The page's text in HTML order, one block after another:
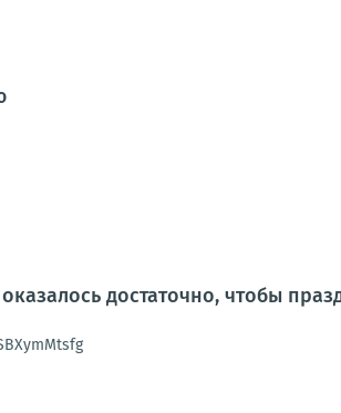
достаточно, чтобы